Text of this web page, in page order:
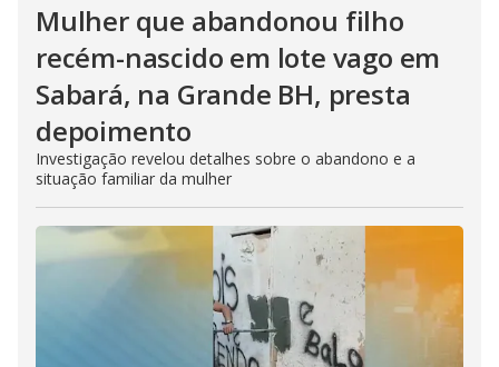
Mulher que abandonou filho
recém-nascido em lote vago em
Sabará, na Grande BH, presta
depoimento
Investigação revelou detalhes sobre o abandono e a
situação familiar da mulher